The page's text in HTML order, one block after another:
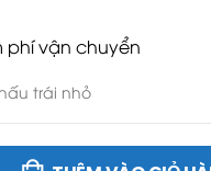
vận chuyển
trái nhỏ